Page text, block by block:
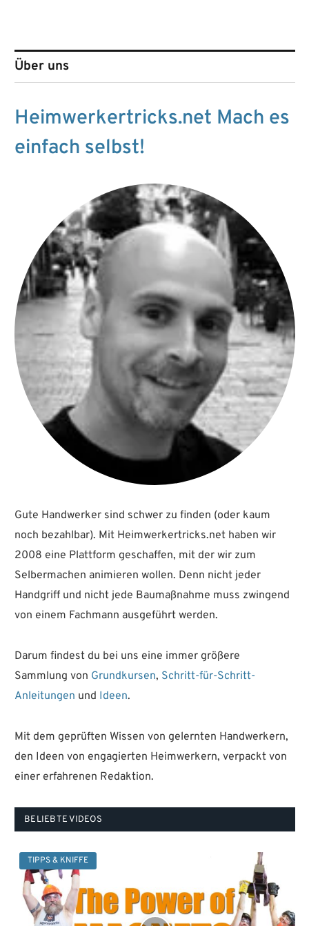
Über uns
Heimwerkertricks.net Mach es
einfach selbst!
Gute Handwerker sind schwer zu finden (oder kaum
noch bezahlbar). Mit Heimwerkertricks.net haben wir
2008 eine Plattform geschaffen, mit der wir zum
Selbermachen animieren wollen. Denn nicht jeder
Handgriff und nicht jede Baumaßnahme muss zwingend
von einem Fachmann ausgeführt werden.
Darum findest du bei uns eine immer größere
Sammlung von Grundkursen, Schritt-für-Schritt-
Anleitungen und Ideen.
Mit dem geprüften Wissen von gelernten Handwerkern,
den Ideen von engagierten Heimwerkern, verpackt von
einer erfahrenen Redaktion.
BELIEBTE VIDEOS
TIPPS & KNIFFE